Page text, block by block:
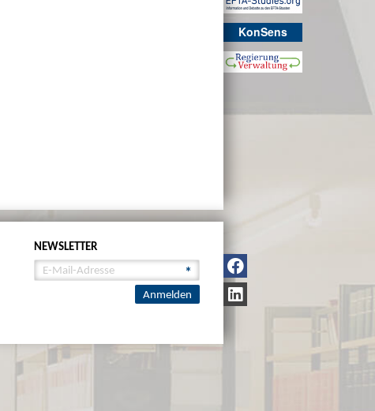
KonSens
NEWSLETTER